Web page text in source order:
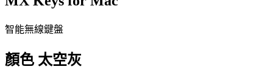
智能無線鍵盤
顏色 太空灰